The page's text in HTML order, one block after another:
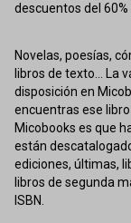
descuentos del 60%
Novelas, poesías,
libros de texto... La
disposición en
encuentras ese
Micobooks es que
están
ediciones, últimas,
libros de segunda
ISBN.